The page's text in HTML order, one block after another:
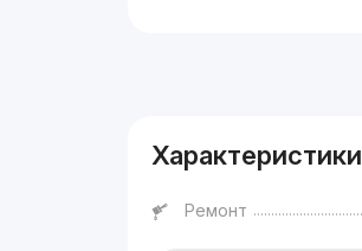
Характеристики
Ремонт